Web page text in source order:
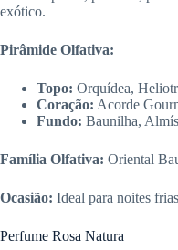
exótico.
Pirâmide Olfativa:
Topo: Orquídea,
Coração: Acorde
Fundo: Baunilha,
Família Olfativa: Oriental
Ocasião: Ideal para noites
Perfume Rosa Natura